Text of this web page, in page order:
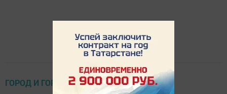
ГОРОД И ГОРОЖАНЕ